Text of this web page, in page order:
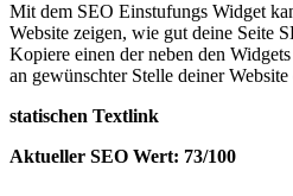
Mit dem SEO Einstufungs Widget
Website zeigen, wie gut deine Seite
Kopiere einen der neben den
an gewünschter Stelle deiner Website
statischen Textlink
Aktueller SEO Wert: 73/100